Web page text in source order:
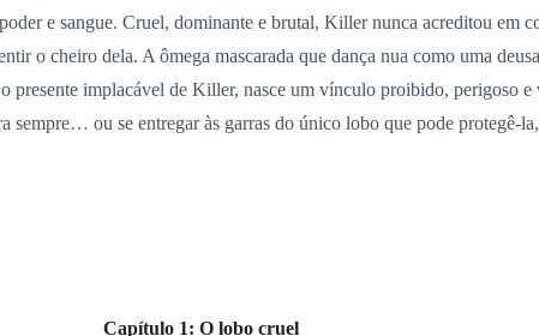
e sangue. Cruel, dominante e brutal, Killer nunca acreditou em
o cheiro dela. A ômega mascarada que dança nua como uma
implacável de Killer, nasce um vínculo proibido, perigoso e
ou se entregar às garras do único lobo que pode protegê-
Capítulo 1: O lobo cruel